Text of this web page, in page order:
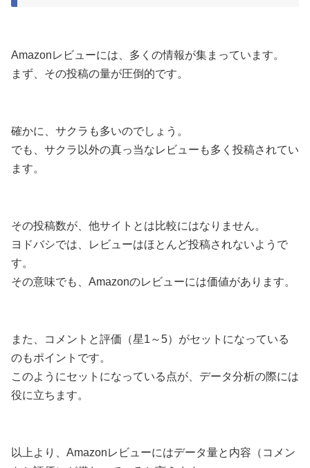
Amazonレビューには、多くの情報が集まっています。
まず、その投稿の量が圧倒的です。
確かに、サクラも多いのでしょう。
でも、サクラ以外の真っ当なレビューも多く投稿されてい
ます。
その投稿数が、他サイトとは比較にはなりません。
ヨドバシでは、レビューはほとんど投稿されないようで
す。
その意味でも、Amazonのレビューには価値があります。
また、コメントと評価（星1～5）がセットになっている
のもポイントです。
このようにセットになっている点が、データ分析の際には
役に立ちます。
以上より、Amazonレビューにはデータ量と内容（コメン